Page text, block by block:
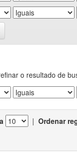
o resultado de
| Ordenar